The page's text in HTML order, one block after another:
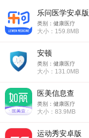
乐问医学安卓版
类别：健康医疗
大小：159.8MB
安顿
类别：健康医疗
大小：131.0MB
医美信息查
类别：健康医疗
大小：83.9MB
运动秀安卓版